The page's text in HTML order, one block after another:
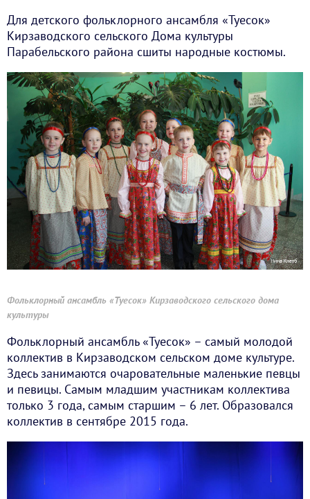
Для детского фольклорного ансамбля «Туесок»
Кирзаводского сельского Дома культуры
Парабельского района сшиты народные костюмы.
Фольклорный ансамбль «Туесок» Кирзаводского сельского дома
культуры
Фольклорный ансамбль «Туесок» – самый молодой
коллектив в Кирзаводском сельском доме культуре.
Здесь занимаются очаровательные маленькие певцы
и певицы. Самым младшим участникам коллектива
только 3 года, самым старшим – 6 лет. Образовался
коллектив в сентябре 2015 года.